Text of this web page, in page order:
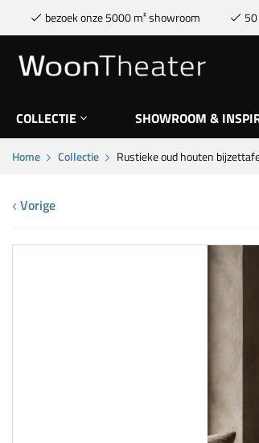
bezoek onze 5000 m² showroom
COLLECTIE SHOWROOM &
Home Collectie Rustieke oud houten
Vorige